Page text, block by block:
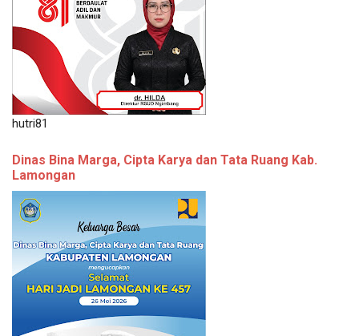
hutri81
Dinas Bina Marga, Cipta Karya dan Tata Ruang Kab.
Lamongan